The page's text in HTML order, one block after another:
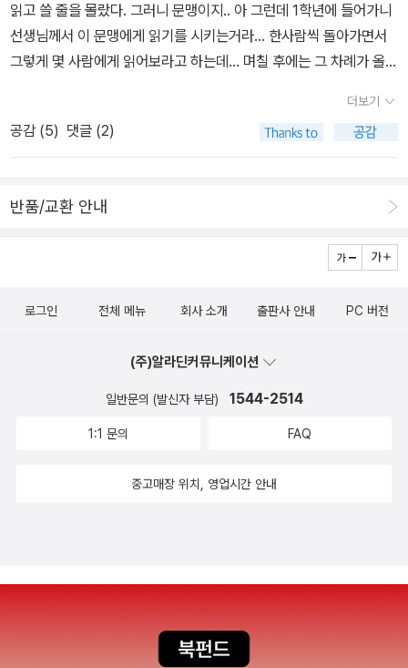
읽고 쓸 줄을 몰랐다. 그러니 문맹이지.. 아 그런데 1학년에 들어가니
선생님께서 이 문맹에게 읽기를 시키는거라... 한사람씩 돌아가면서
그렇게 몇 사람에게 읽어보라고 하는데... 며칠 후에는 그 차례가 올
맹 소년은 좌불안석이다. 점점 좁혀 오는 포위망처럼 가슴이 답답하
다. 같은 처지의 문맹들이 더러 있었지만, 도대체 다른 애들은 그 어려
운 국어책 읽기를 언제 배웠단 말인가... 듣도 보도 못한 일을 애들은
맹 소년의 차례가 된 것이다. 선생님: 너, 얼어나서 읽어봐~! 명을 받
은 문맹 소년은 책을 들고는 슬로우 비디오로 의자에서 일어섰다. 손
은 덜덜 떨리고 이마에서는 구슬 땀이 솟는 느낌이다. 얼굴도 덩달아
떠듬, 입이 벌어지질 않았다. 아니 입을 뗄 수가 없는 것이다. 속으로,
나 느리게 가던지... 시간이 멈춘 느낌이었다. 애들은 빤히 문맹을 쳐
다보고 있다. 속으로 그럴 것이다. 쟤, 못 읽나봐? 그러는 사이 성생님
에 주저 앉았다. 얼굴은 화끈 달아오르고, 온 몸에서는 힘이 빠져나가
읽지 못한 부분을 읽고 있었다. 코.끼.리. 였다. 고.기.리.도 모르는 문
죽은 강아지 신세가 따로 없다. 하루를 완전히 망친 문맹소년은 집으
더보기
공감 (5) 댓글 (2)
반품/교환 안내
로그인 전체 메뉴 회사 소개 출판사 안내 PC 버전
(주)알라딘커뮤니케이션
일반문의 (발신자 부담) 1544-2514
1:1 문의 FAQ
중고매장 위치, 영업시간 안내